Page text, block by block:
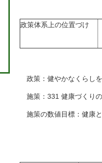
政策体系上の位置づけ
政策：健やかなくらし
施策：331 健康づくり
施策の数値目標：健康